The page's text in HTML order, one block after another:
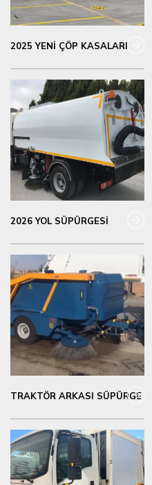
2025 YENİ ÇÖP KASALARI
2026 YOL SÜPÜRGESİ
TRAKTÖR ARKASI SÜPÜRGE